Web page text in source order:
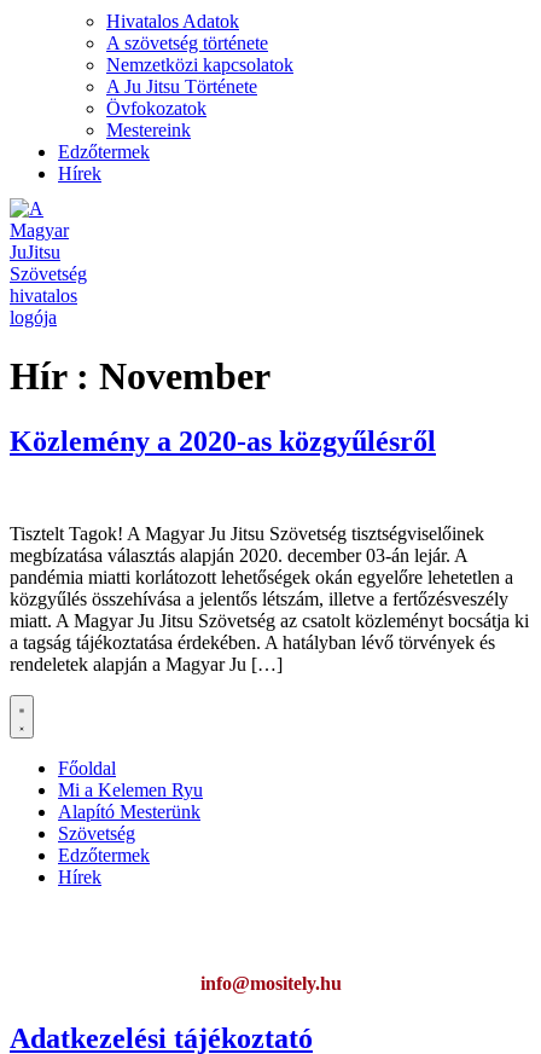
Hivatalos Adatok
A szövetség története
Nemzetközi kapcsolatok
A Ju Jitsu Története
Övfokozatok
Mestereink
Edzőtermek
Hírek
Hír : November
Közlemény a 2020-as közgyűlésről
Tisztelt Tagok! A Magyar Ju Jitsu Szövetség tisztségviselőinek
megbízatása választás alapján 2020. december 03-án lejár. A
pandémia miatti korlátozott lehetőségek okán egyelőre lehetetlen a
közgyűlés összehívása a jelentős létszám, illetve a fertőzésveszély
miatt. A Magyar Ju Jitsu Szövetség az csatolt közleményt bocsátja ki
a tagság tájékoztatása érdekében. A hatályban lévő törvények és
rendeletek alapján a Magyar Ju […]
Főoldal
Mi a Kelemen Ryu
Alapító Mesterünk
Szövetség
Edzőtermek
Hírek
info@mositely.hu
Adatkezelési tájékoztató